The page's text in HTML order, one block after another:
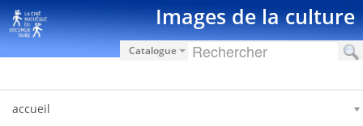
Hyppää sisältöön Images de la culture
Catalogue
accueil